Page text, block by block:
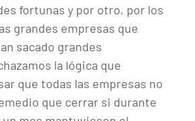
fortunas y por otro, por los
grandes empresas que
sacado grandes
la lógica que
que todas las empresas no
que cerrar si durante